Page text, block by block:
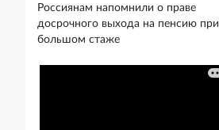
Россиянам напомнили о праве
досрочного выхода на пенсию при
большом стаже